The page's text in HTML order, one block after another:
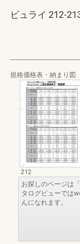
ビュライ 212-
規格価格表・納まり図
212
お探しのページは
タログビューでは
んになれます。